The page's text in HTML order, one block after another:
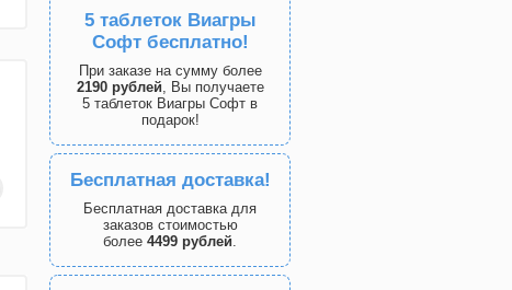
5 таблеток Виагры
Софт бесплатно!
При заказе на сумму более
2190 рублей, Вы получаете
5 таблеток Виагры Софт в
подарок!
Бесплатная доставка!
Бесплатная доставка для
заказов стоимостью
более 4499 рублей.